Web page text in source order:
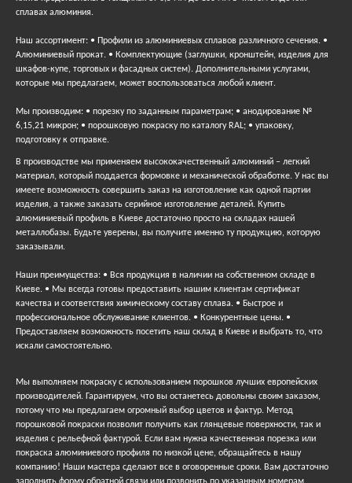
сплавах алюминия.
Наш ассортимент: • Профили из алюминиевых сплавов различного сечения. •
Алюминиевый прокат. • Комплектующие (заглушки, кронштейн, изделия для
шкафов-купе, торговых и фасадных систем). Дополнительными услугами,
которые мы предлагаем, может воспользоваться любой клиент.
Мы производим: • порезку по заданным параметрам; • анодирование №
6,15,21 микрон; • порошковую покраску по каталогу RAL; • упаковку,
подготовку к отправке.
В производстве мы применяем высококачественный алюминий – легкий
материал, который поддается формовке и механической обработке. У нас вы
имеете возможность совершить заказ на изготовление как одной партии
изделия, а также заказать серийное изготовление деталей. Купить
алюминиевый профиль в Киеве достаточно просто на складах нашей
металлобазы. Будьте уверены, вы получите именно ту продукцию, которую
заказывали.
Наши преимущества: • Вся продукция в наличии на собственном складе в
Киеве. • Мы всегда готовы предоставить нашим клиентам сертификат
качества и соответствия химическому составу сплава. • Быстрое и
профессиональное обслуживание клиентов. • Конкурентные цены. •
Предоставляем возможность посетить наш склад в Киеве и выбрать то, что
искали самостоятельно.
Мы выполняем покраску с использованием порошков лучших европейских
производителей. Гарантируем, что вы останетесь довольны своим заказом,
потому что мы предлагаем огромный выбор цветов и фактур. Метод
порошковой покраски позволит получить как глянцевые поверхности, так и
изделия с рельефной фактурой. Если вам нужна качественная порезка или
покраска алюминиевого профиля по низкой цене, обращайтесь в нашу
компанию! Наши мастера сделают все в оговоренные сроки. Вам достаточно